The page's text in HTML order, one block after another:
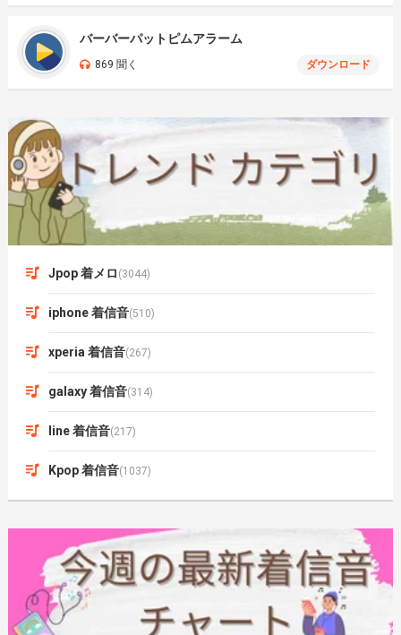
バーバーパットピムアラーム
869 聞く ダウンロード
Jpop 着メロ (3044)
iphone 着信音(510)
xperia 着信音(267)
galaxy 着信音(314)
line 着信音(217)
Kpop 着信音(1037)